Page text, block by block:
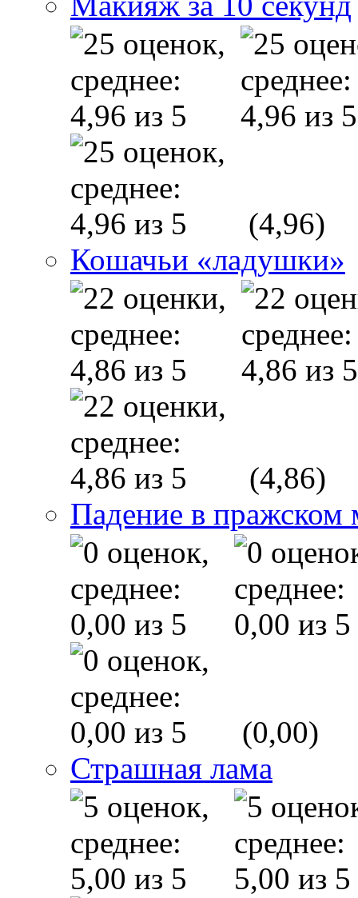
(4,96)
Кошачьи «ладушки»
(4,86)
Падение в пражском
(0,00)
Страшная лама